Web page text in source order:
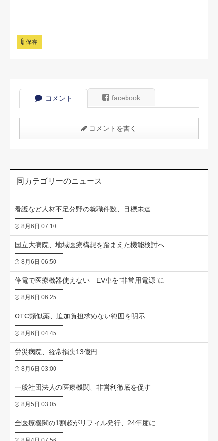
保存
コメント facebook
コメントを書く
同カテゴリーのニュース
看護など人材不足分野の就職件数、目標未達
8月6日 07:10
国立大病院、地域医療構想を踏まえた機能検討へ
8月6日 06:50
停電で医療機器使えない EV車を“非常用電源”に
8月6日 06:25
OTC類似薬、追加負担求めない範囲を明示
8月6日 04:45
労災病院、経常損失13億円
8月6日 03:00
一般社団法人の医療機関、非営利徹底を促す
8月5日 03:05
全医療機関の1割超がリフィル発行、24年度に